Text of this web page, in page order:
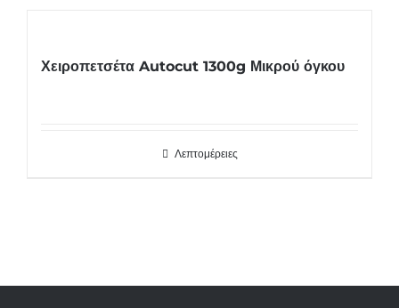
Χειροπετσέτα Autocut 1300g Μικρού όγκου
Λεπτομέρειες